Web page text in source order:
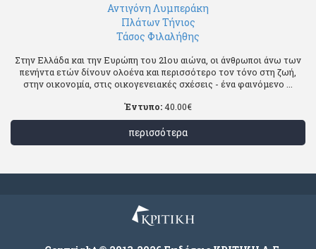
Αντιγόνη Λυμπεράκη
Πλάτων Τήνιος
Τάσος Φιλαλήθης
Στην Ελλάδα και την Ευρώπη του 21ου αιώνα, οι άνθρωποι άνω των
πενήντα ετών δίνουν ολοένα και περισσότερο τον τόνο στη ζωή,
στην οικονομία, στις οικογενειακές σχέσεις - ένα φαινόμενο ...
Έντυπο:40.00€
περισσότερα